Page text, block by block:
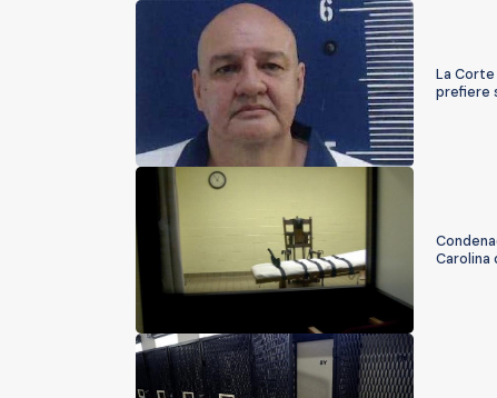
La Corte
prefiere
Carolina